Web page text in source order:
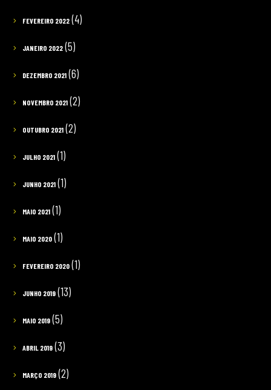
FEVEREIRO 2022(4)
JANEIRO 2022(5)
DEZEMBRO 2021(6)
NOVEMBRO 2021(2)
OUTUBRO 2021(2)
JULHO 2021(1)
JUNHO 2021(1)
MAIO 2021(1)
MAIO 2020(1)
FEVEREIRO 2020(1)
JUNHO 2019(13)
MAIO 2019(5)
ABRIL 2019(3)
MARÇO 2019(2)